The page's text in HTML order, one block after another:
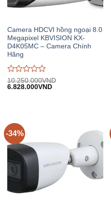
Camera HDCVI hồng ngoại 8.0
Megapixel KBVISION KX-
D4K05MC – Camera Chính
Hãng
Được
đánh
10.250.000VND
Giá
6.828.000VNDGiá
-34%